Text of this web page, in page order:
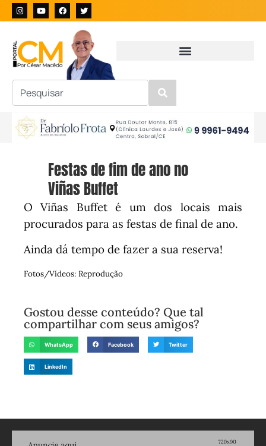
Festas de fim de ano no
Viñas Buffet
O Viñas Buffet é um dos locais mais
procurados para as festas de final de ano.
Ainda dá tempo de fazer a sua reserva!
Fotos/Vídeos: Reprodução
Gostou desse conteúdo? Que tal
compartilhar com seus amigos?
WhatsApp Facebook Twitter
LinkedIn